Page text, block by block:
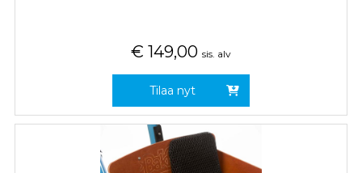
€ 149,00 sis. alv
Tilaa nyt